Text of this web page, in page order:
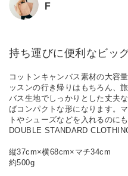
F
持ち運びに便利なビッ
コットンキャンバス素材の大容
ッスンの行き帰りはもちろん、
バス生地でしっかりとした丈夫
ばコンパクトな形になります。
トやシューズなどを入れるのに
DOUBLE STANDARD
縦37cm×横68cm×マチ34cm
約500g